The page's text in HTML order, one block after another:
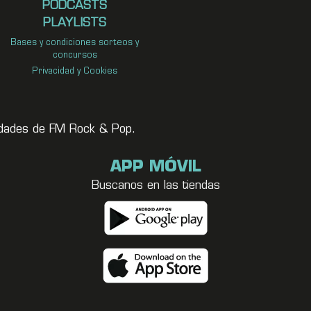
PODCASTS
PLAYLISTS
Bases y condiciones sorteos y
concursos
Privacidad y Cookies
de FM Rock & Pop.
APP MÓVIL
Buscanos en las tiendas